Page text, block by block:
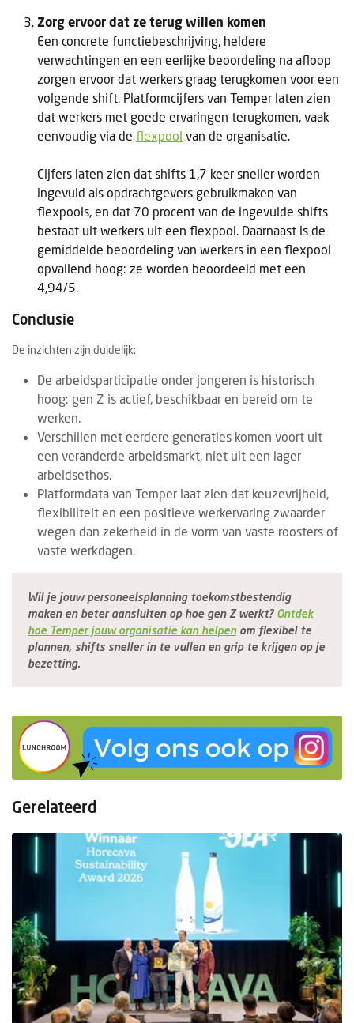
Zorg ervoor dat ze terug willen komen
Een concrete functiebeschrijving, heldere
verwachtingen en een eerlijke beoordeling na afloop
zorgen ervoor dat werkers graag terugkomen voor een
volgende shift. Platformcijfers van Temper laten zien
dat werkers met goede ervaringen terugkomen, vaak
eenvoudig via de flexpool van de organisatie.
Cijfers laten zien dat shifts 1,7 keer sneller worden
ingevuld als opdrachtgevers gebruikmaken van
flexpools, en dat 70 procent van de ingevulde shifts
bestaat uit werkers uit een flexpool. Daarnaast is de
gemiddelde beoordeling van werkers in een flexpool
opvallend hoog: ze worden beoordeeld met een
4,94/5.
Conclusie
De inzichten zijn duidelijk:
De arbeidsparticipatie onder jongeren is historisch
hoog: gen Z is actief, beschikbaar en bereid om te
werken.
Verschillen met eerdere generaties komen voort uit
een veranderde arbeidsmarkt, niet uit een lager
arbeidsethos.
Platformdata van Temper laat zien dat keuzevrijheid,
flexibiliteit en een positieve werkervaring zwaarder
wegen dan zekerheid in de vorm van vaste roosters of
vaste werkdagen.
Wil je jouw personeelsplanning toekomstbestendig
maken en beter aansluiten op hoe gen Z werkt? Ontdek
hoe Temper jouw organisatie kan helpenom flexibel te
plannen, shifts sneller in te vullen en grip te krijgen op je
bezetting.
Gerelateerd